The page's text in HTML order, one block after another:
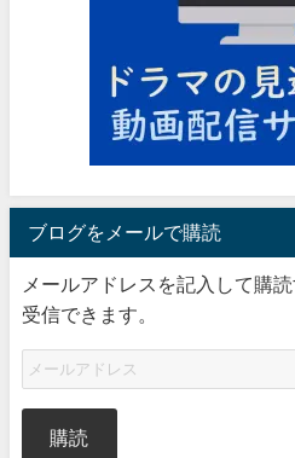
ブログをメールで購読
メールアドレスを記入して購
受信できます。
購読